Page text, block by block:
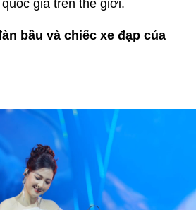
gia trên thế giới.
bầu và chiếc xe đạp của